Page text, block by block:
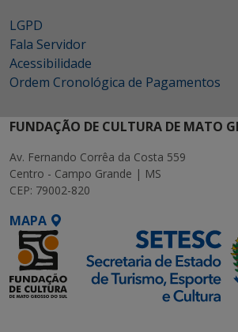
LGPD
Fala Servidor
Acessibilidade
Ordem Cronológica de Pagamentos
FUNDAÇÃO DE CULTURA DE MATO
Av. Fernando Corrêa da Costa 559
Centro - Campo Grande | MS
CEP: 79002-820
MAPA